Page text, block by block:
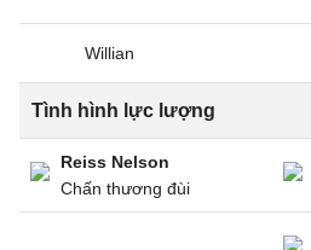
Willian
Tình hình lực lượng
Reiss Nelson
Chấn thương đùi